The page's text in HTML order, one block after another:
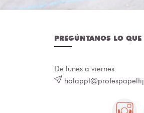
PREGÚNTANOS LO QUE
De lunes a viernes